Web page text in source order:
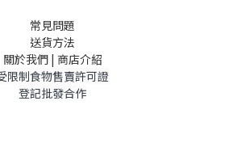
常見問題
送貨方法
關於我們 | 商店介紹
限制食物售賣許可證
登記批發合作